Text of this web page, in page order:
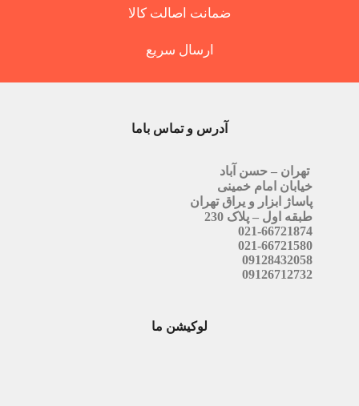
ضمانت اصالت کالا
ارسال سریع
آدرس و تماس باما
تهران – حسن آباد
خیابان امام خمینی
پاساژ ابزار و یراق تهران
طبقه اول – پلاک 230
021-66721874
021-66721580
09128432058
09126712732
لوکیشن ما